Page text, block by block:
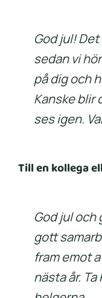
God jul!
sedan vi
på dig och
Kanske blir
ses igen.
Till en kollega
God jul
gott
fram emot
nästa år.